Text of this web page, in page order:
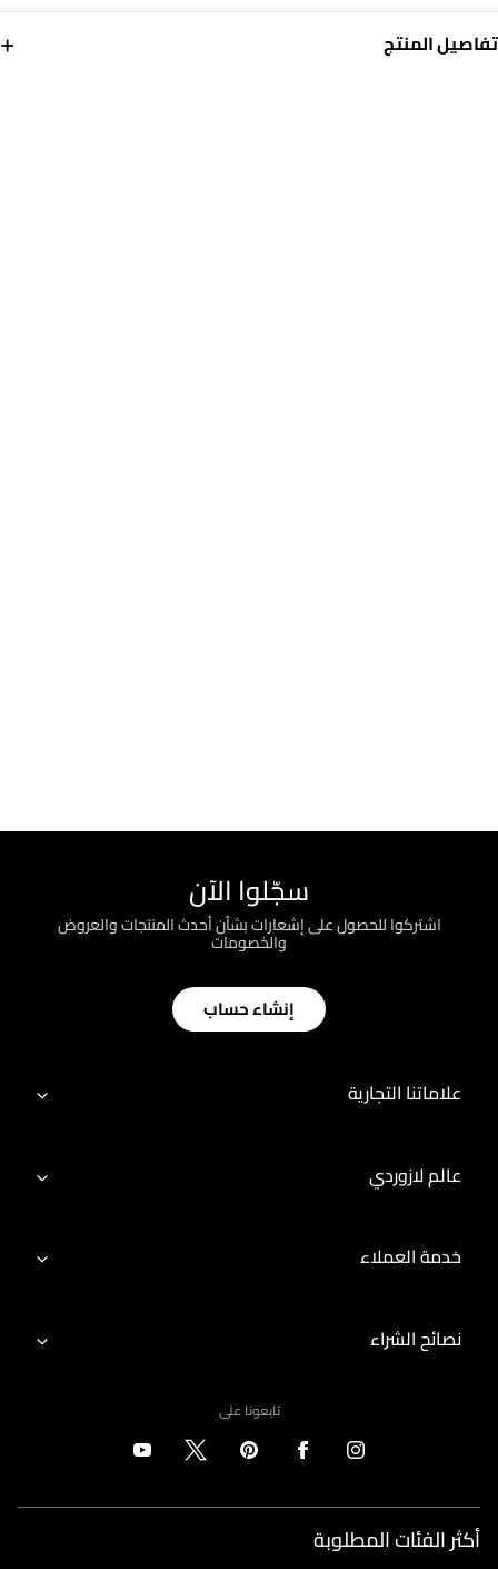
تفاصيل المنتج
+
سجّلوا الآن
اشتركوا للحصول على إشعارات بشأن أحدث المنتجات والعروض
والخصومات
إنشاء حساب
علاماتنا التجارية
عالم لازوردي
خدمة العملاء
نصائح الشراء
تابعونا على
أكثر الفئات المطلوبة